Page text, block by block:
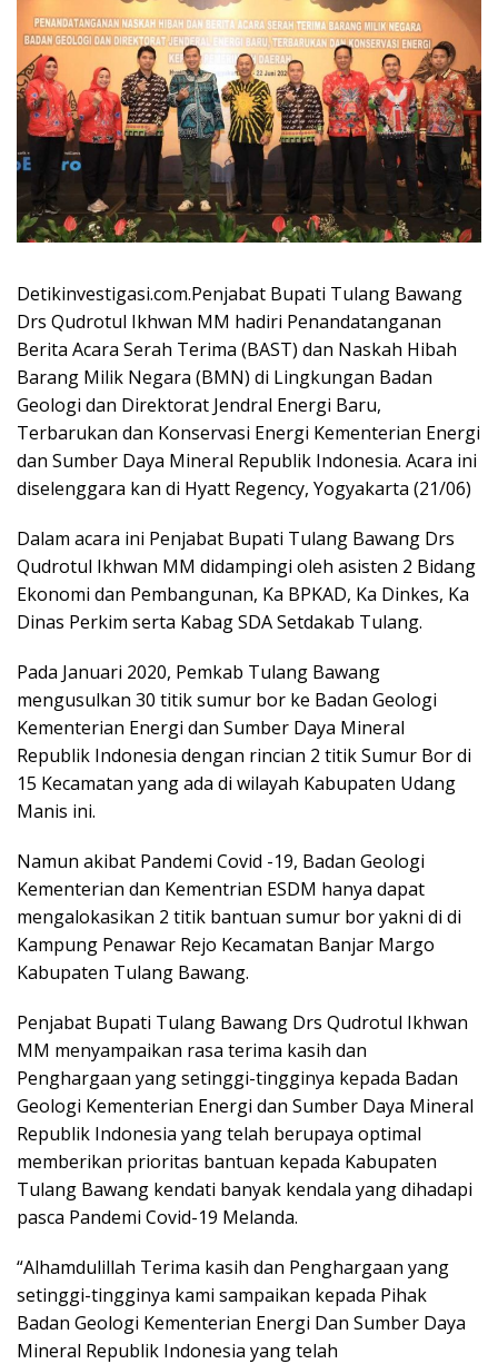
Detikinvestigasi.com.Penjabat Bupati Tulang Bawang
Drs Qudrotul Ikhwan MM hadiri Penandatanganan
Berita Acara Serah Terima (BAST) dan Naskah Hibah
Barang Milik Negara (BMN) di Lingkungan Badan
Geologi dan Direktorat Jendral Energi Baru,
Terbarukan dan Konservasi Energi Kementerian Energi
dan Sumber Daya Mineral Republik Indonesia. Acara ini
diselenggara kan di Hyatt Regency, Yogyakarta (21/06)
Dalam acara ini Penjabat Bupati Tulang Bawang Drs
Qudrotul Ikhwan MM didampingi oleh asisten 2 Bidang
Ekonomi dan Pembangunan, Ka BPKAD, Ka Dinkes, Ka
Dinas Perkim serta Kabag SDA Setdakab Tulang.
Pada Januari 2020, Pemkab Tulang Bawang
mengusulkan 30 titik sumur bor ke Badan Geologi
Kementerian Energi dan Sumber Daya Mineral
Republik Indonesia dengan rincian 2 titik Sumur Bor di
15 Kecamatan yang ada di wilayah Kabupaten Udang
Manis ini.
Namun akibat Pandemi Covid -19, Badan Geologi
Kementerian dan Kementrian ESDM hanya dapat
mengalokasikan 2 titik bantuan sumur bor yakni di di
Kampung Penawar Rejo Kecamatan Banjar Margo
Kabupaten Tulang Bawang.
Penjabat Bupati Tulang Bawang Drs Qudrotul Ikhwan
MM menyampaikan rasa terima kasih dan
Penghargaan yang setinggi-tingginya kepada Badan
Geologi Kementerian Energi dan Sumber Daya Mineral
Republik Indonesia yang telah berupaya optimal
memberikan prioritas bantuan kepada Kabupaten
Tulang Bawang kendati banyak kendala yang dihadapi
pasca Pandemi Covid-19 Melanda.
“Alhamdulillah Terima kasih dan Penghargaan yang
setinggi-tingginya kami sampaikan kepada Pihak
Badan Geologi Kementerian Energi Dan Sumber Daya
Mineral Republik Indonesia yang telah